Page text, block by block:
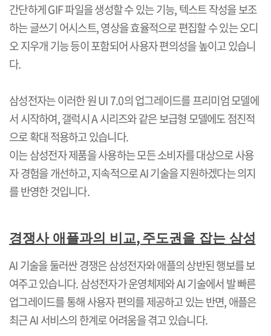
간단하게GIF파일을 생성할 수 있는 기능,텍스트 작성을 보조
하는 글쓰기 어시스트,영상을 효율적으로 편집할 수 있는 오디
오 지우개 기능 등이 포함되어 사용자 편의성을 높이고 있습니
다.
삼성전자는 이러한 원UI 7.0의 업그레이드를 프리미엄 모델에
서 시작하여,갤럭시A시리즈와 같은 보급형 모델에도 점진적
으로 확대 적용하고 있습니다.
이는 삼성전자 제품을 사용하는 모든 소비자를 대상으로 사용
자 경험을 개선하고,지속적으로AI기술을 지원하겠다는 의지
를 반영한 것입니다.
경쟁사 애플과의 비교, 주도권을 잡는 삼성
AI기술을 둘러싼 경쟁은 삼성전자와 애플의 상반된 행보를 보
여주고 있습니다.삼성전자가 운영체제와AI기술에서 발 빠른
업그레이드를 통해 사용자 편의를 제공하고 있는 반면,애플은
최근AI서비스의 한계로 어려움을 겪고 있습니다.